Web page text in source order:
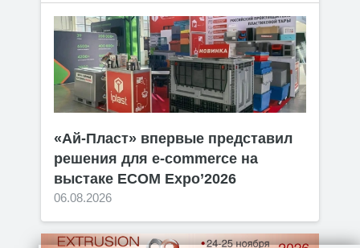
«Ай-Пласт» впервые представил
решения для e-commerce на
выстаке ECOM Expo’2026
06.08.2026